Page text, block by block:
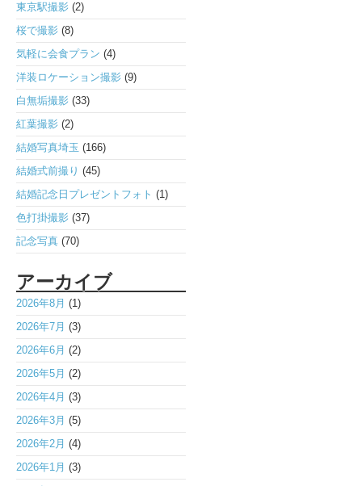
東京駅撮影 (2)
桜で撮影 (8)
気軽に会食プラン (4)
洋装ロケーション撮影 (9)
白無垢撮影 (33)
紅葉撮影 (2)
結婚写真埼玉 (166)
結婚式前撮り (45)
結婚記念日プレゼントフォト (1)
色打掛撮影 (37)
記念写真 (70)
アーカイブ
2026年8月 (1)
2026年7月 (3)
2026年6月 (2)
2026年5月 (2)
2026年4月 (3)
2026年3月 (5)
2026年2月 (4)
2026年1月 (3)